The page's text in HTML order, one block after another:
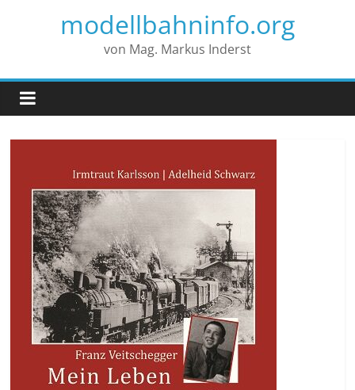
modellbahninfo.org
von Mag. Markus Inderst